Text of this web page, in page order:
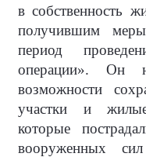
в собственность
получившим
период
операции». Он
возможности
участки и
которые
вооруженных